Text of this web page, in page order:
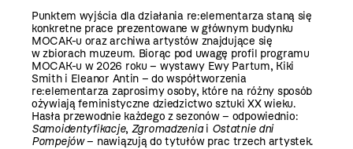
Punktem wyjścia dla działania re:elementarza staną się
konkretne prace prezentowane w głównym budynku
MOCAK-u oraz archiwa artystów znajdujące się
w zbiorach muzeum. Biorąc pod uwagę profil programu
MOCAK-u w 2026 roku – wystawy Ewy Partum, Kiki
Smith i Eleanor Antin – do współtworzenia
re:elementarza zaprosimy osoby, które na różny sposób
ożywiają feministyczne dziedzictwo sztuki XX wieku.
Hasła przewodnie każdego z sezonów – odpowiednio:
Samoidentyfikacje, Zgromadzeniai Ostatnie dni
Pompejów– nawiązują do tytułów prac trzech artystek.